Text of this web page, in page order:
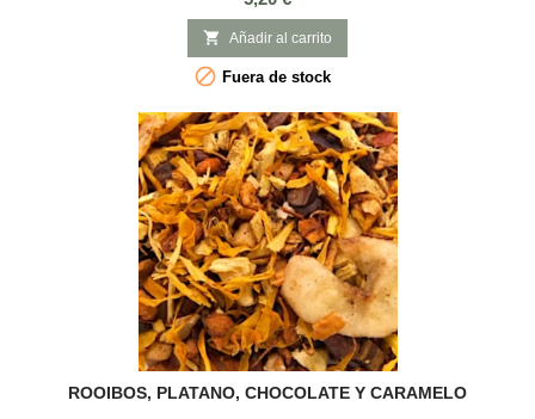
pequeños. A diferencia del rooibos "normal" el rooibos verde no ha sido
sometido a la oxidación, manteniendo el color verde y contiene una
mayor cantidad de...
 Añadir al carrito
 Fuera de stock
ROOIBOS, PLATANO, CHOCOLATE Y CARAMELO